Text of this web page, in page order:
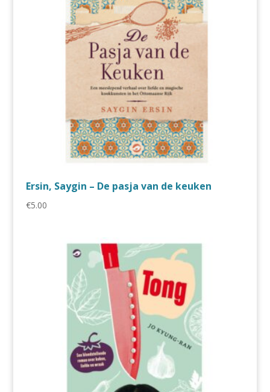
Ersin, Saygin – De pasja van de keuken
€5.00